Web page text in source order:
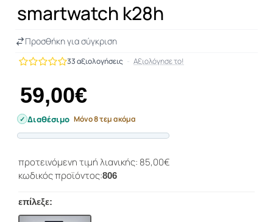
smartwatch k28h
33 αξιολογήσεις - Αξιολόγησε το!
59,00€
Διαθέσιμο Μόνο 8 τεμ ακόμα
Προσθήκη για σύγκριση
προτεινόμενη τιμή λιανικής: 85,00€
κωδικός προϊόντος:806
επίλεξε: